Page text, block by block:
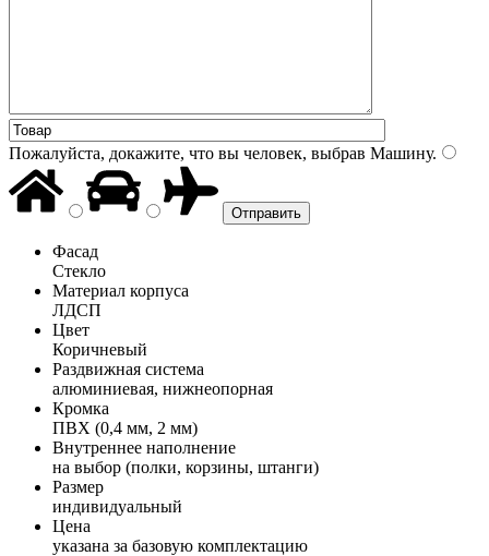
Пожалуйста, докажите, что вы человек, выбрав Машину.
Фасад
Стекло
Материал корпуса
ЛДСП
Цвет
Коричневый
Раздвижная система
алюминиевая, нижнеопорная
Кромка
ПВХ (0,4 мм, 2 мм)
Внутреннее наполнение
на выбор (полки, корзины, штанги)
Размер
индивидуальный
Цена
указана за базовую комплектацию